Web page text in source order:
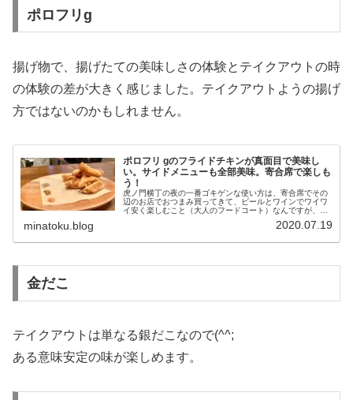
ポロフリg
揚げ物で、揚げたての美味しさの体験とテイクアウトの時
の体験の差が大きく感じました。テイクアウトようの揚げ
方ではないのかもしれません。
ポロフリ gのフライドチキンが真面目で美味し
い。サイドメニューも全部美味。寄合席で楽しも
う！
虎ノ門横丁の夜の一番ゴキゲンな使い方は、寄合席でその
辺のお店でおつまみ買ってきて、ビールとワインでワイワ
イ安く楽しむこと（大人のフードコート）なんですが、そ
minatoku.blog 2020.07.19
金だこ
テイクアウトは単なる銀だこなので(^^;
ある意味安定の味が楽しめます。